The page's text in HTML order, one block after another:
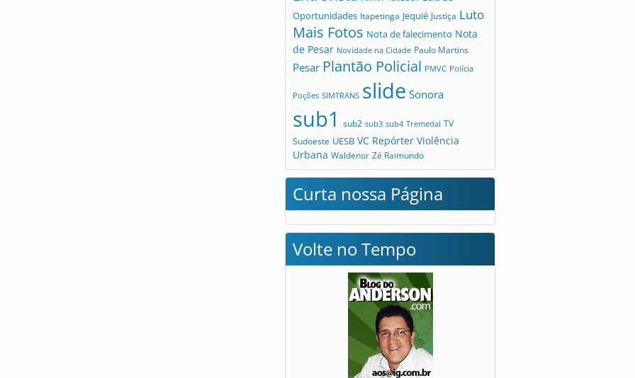
Oportunidades Itapetinga Jequié Justiça Luto
Mais Fotos Nota de falecimento Nota
de Pesar Novidade na Cidade Paulo Martins
Pesar Plantão Policial PMVC Polícia
Poções SIMTRANS slide Sonora
sub1 sub2 sub3 sub4 Tremedal TV
Sudoeste UESB VC Repórter Violência
Urbana Waldenor Zé Raimundo
Curta nossa Página
Volte no Tempo